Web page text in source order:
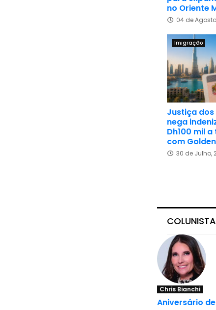
no Oriente
04 de
Imigração
Justiça dos
nega
Dh100 mil
com
30 de Julho,
Chris Bianchi
Aniversário de